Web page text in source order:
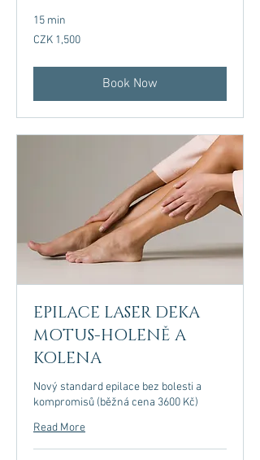
15 min
1,500
Czech
CZK 1,500
Book Now
EPILACE LASER DEKA
MOTUS-HOLENĚ A
KOLENA
Nový standard epilace bez bolesti a
kompromisů (běžná cena 3600 Kč)
Read More